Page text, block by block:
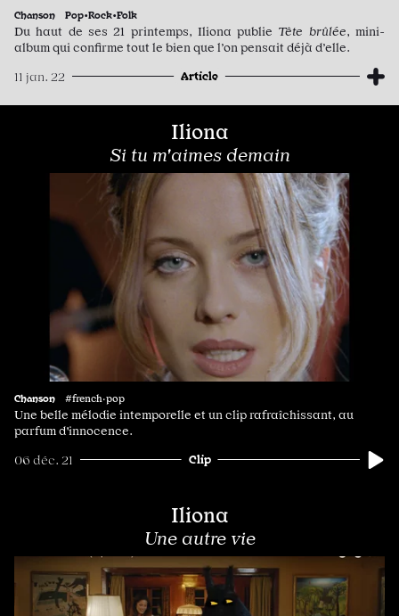
Chanson Pop•Rock•Folk
Du haut de ses 21 printemps, Iliona publie Tête brûlée, mini-
album qui confirme tout le bien que l’on pensait déjà d’elle.
11 jan. 22 Article
Iliona
Si tu m'aimes demain
Chanson #french·pop
Une belle mélodie intemporelle et un clip rafraîchissant, au
parfum d'innocence.
06 déc. 21 Clip
Iliona
Une autre vie